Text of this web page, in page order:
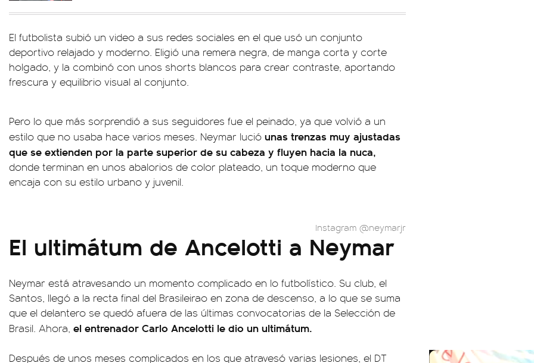
El futbolista subió un video a sus redes sociales en el que usó un conjunto
deportivo relajado y moderno. Eligió una remera negra, de manga corta y corte
holgado, y la combinó con unos shorts blancos para crear contraste, aportando
frescura y equilibrio visual al conjunto.
Pero lo que más sorprendió a sus seguidores fue el peinado, ya que volvió a un
estilo que no usaba hace varios meses. Neymar lució unas trenzas muy ajustadas
que se extienden por la parte superior de su cabeza y fluyen hacia la nuca,
donde terminan en unos abalorios de color plateado, un toque moderno que
encaja con su estilo urbano y juvenil.
Instagram @neymarjr
El ultimátum de Ancelotti a Neymar
Neymar está atravesando un momento complicado en lo futbolístico. Su club, el
Santos, llegó a la recta final del Brasileirao en zona de descenso, a lo que se suma
que el delantero se quedó afuera de las últimas convocatorias de la Selección de
Brasil. Ahora, el entrenador Carlo Ancelotti le dio un ultimátum.
Después de unos meses complicados en los que atravesó varias lesiones, el DT